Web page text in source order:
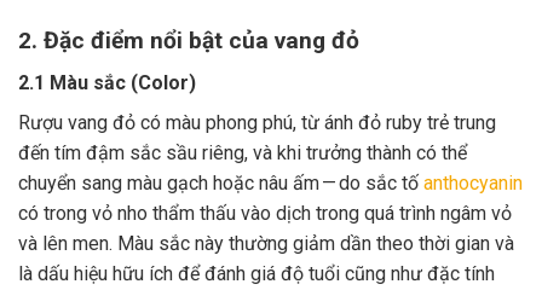
2. Đặc điểm nổi bật của vang đỏ
2.1 Màu sắc (Color)
Rượu vang đỏ có màu phong phú, từ ánh đỏ ruby trẻ trung
đến tím đậm sắc sầu riêng, và khi trưởng thành có thể
chuyển sang màu gạch hoặc nâu ấm — do sắc tố anthocyanin
có trong vỏ nho thẩm thấu vào dịch trong quá trình ngâm vỏ
và lên men. Màu sắc này thường giảm dần theo thời gian và
là dấu hiệu hữu ích để đánh giá độ tuổi cũng như đặc tính